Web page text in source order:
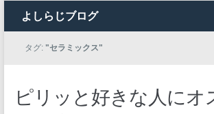
よしらじブログ
タグ: "セラミックス"
ピリッと好きな人に